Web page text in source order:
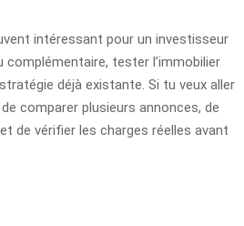
intéressant pour un investisseur
complémentaire, tester l’immobilier
déjà existante. Si tu veux aller
comparer plusieurs annonces, de
de vérifier les charges réelles avant